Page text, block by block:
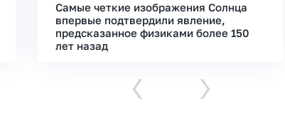
Самые четкие изображения Солнца
впервые подтвердили явление,
предсказанное физиками более 150
лет назад
‹ ›